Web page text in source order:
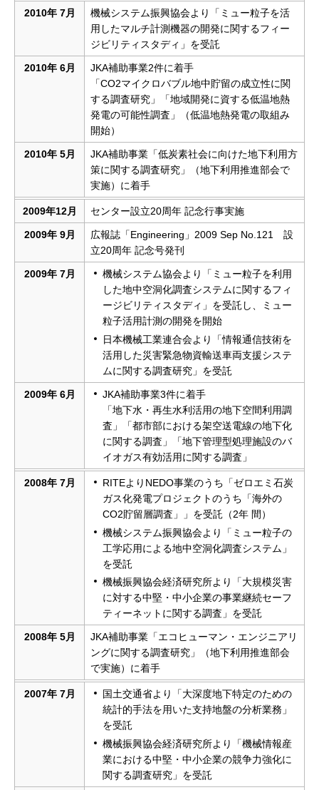
2010年 7月
機械システム振興協会より「ミュー粒子を活
用したマルチ計測機器の開発に関するフィー
ジビリティスタディ」を受託
2010年 6月
JKA補助事業2件に着手
「CO2マイクロバブル地中貯留の成立性に関
する調査研究」「地域開発に資する低温地熱
発電の可能性調査」（低温地熱発電の取組み
開始）
2010年 5月
JKA補助事業「低炭素社会に向けた地下利用方
策に関する調査研究」（地下利用推進部会で
実施）に着手
2009年12月 センター設立20周年 記念行事実施
2009年 9月
広報誌「Engineering」2009 Sep No.121 設
立20周年 記念号発刊
2009年 7月
機械システム協会より「ミュー粒子を利用
した地中空洞化調査システムに関するフィ
ージビリティスタディ」を受託し、ミュー
粒子活用計測の開発を開始
日本機械工業連合会より「情報通信技術を
活用した災害緊急物資輸送車両支援システ
ムに関する調査研究」を受託
2009年 6月
JKA補助事業3件に着手
「地下水・再生水利活用の地下空間利用調
査」「都市部における架空送電線の地下化
に関する調査」「地下管理型処理施設のバ
イオガス有効活用に関する調査」
2008年 7月
RITEよりNEDO事業のうち「ゼロエミ石炭
ガス化発電プロジェクトのうち「海外の
CO2貯留層調査」」を受託（2年 間）
機械システム振興協会より「ミュー粒子の
工学応用による地中空洞化調査システム」
を受託
機械振興協会経済研究所より「大規模災害
に対する中堅・中小企業の事業継続セーフ
ティーネットに関する調査」を受託
2008年 5月
JKA補助事業「エコヒューマン・エンジニアリ
ングに関する調査研究」（地下利用推進部会
で実施）に着手
2007年 7月
国土交通省より「大深度地下特定のための
統計的手法を用いた支持地盤の分析業務」
を受託
機械振興協会経済研究所より「機械情報産
業における中堅・中小企業の競争力強化に
関する調査研究」を受託